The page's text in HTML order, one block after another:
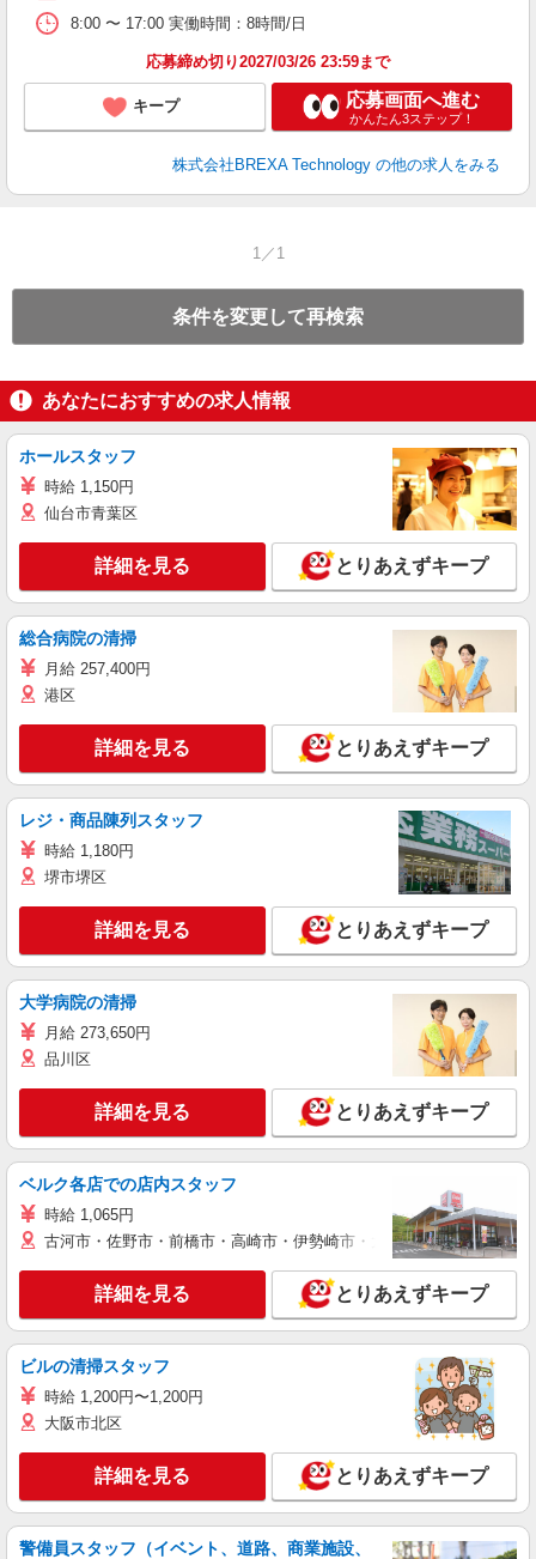
8:00 〜 17:00 実働時間：8時間/日
応募締め切り2027/03/26 23:59まで
キープ 応募画面へ進む
かんたん3ステップ！
株式会社BREXA Technology の他の求人をみる
1／1
条件を変更して再検索
あなたにおすすめの求人情報
ホールスタッフ
時給 1,150円
仙台市青葉区
詳細を見る とりあえずキープ
総合病院の清掃
月給 257,400円
港区
詳細を見る とりあえずキープ
レジ・商品陳列スタッフ
時給 1,180円
堺市堺区
詳細を見る とりあえずキープ
大学病院の清掃
月給 273,650円
品川区
詳細を見る とりあえずキープ
ベルク各店での店内スタッフ
時給 1,065円
古河市・佐野市・前橋市・高崎市・伊勢崎市・太田市・館林市・藤
詳細を見る とりあえずキープ
ビルの清掃スタッフ
時給 1,200円〜1,200円
大阪市北区
詳細を見る とりあえずキープ
警備員スタッフ（イベント、道路、商業施設、